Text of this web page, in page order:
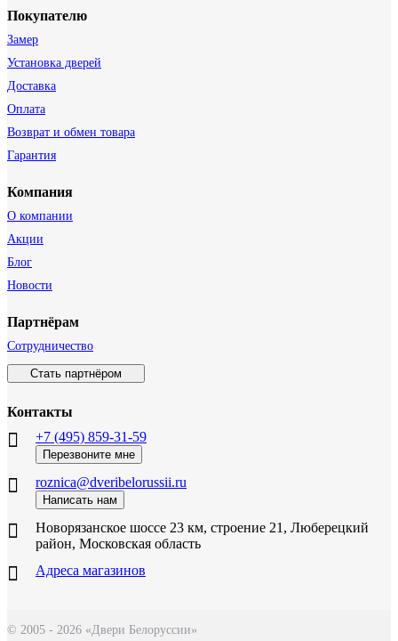
Покупателю
Замер
Установка дверей
Доставка
Оплата
Возврат и обмен товара
Гарантия
Компания
О компании
Акции
Блог
Новости
Партнёрам
Сотрудничество
Стать партнёром
Контакты
+7 (495) 859-31-59
Перезвоните мне
roznica@dveribelorussii.ru
Написать нам
Новорязанское шоссе 23 км, строение 21, Люберецкий
район, Московская область
Адреса магазинов
© 2005 - 2026 «Двери Белоруссии»